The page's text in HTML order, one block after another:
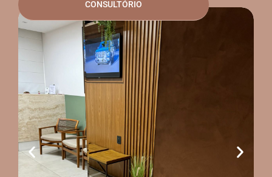
CONSULTÓRIO